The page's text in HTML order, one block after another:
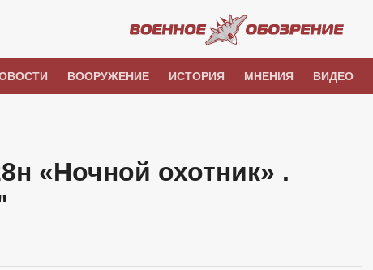
ВООРУЖЕНИЕ ИСТОРИЯ МНЕНИЯ ВИДЕО
«Ночной охотник» .